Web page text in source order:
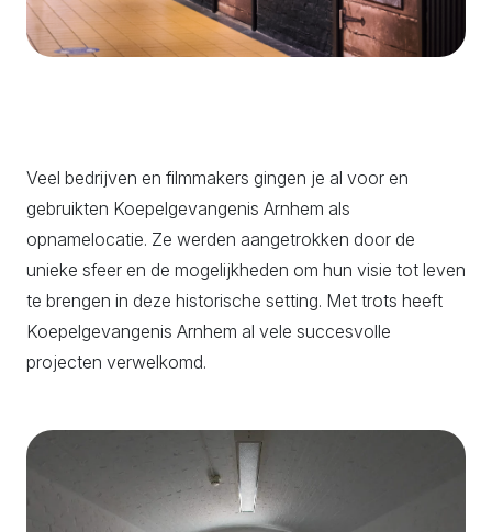
Veel bedrijven en filmmakers gingen je al voor en
gebruikten Koepelgevangenis Arnhem als
opnamelocatie. Ze werden aangetrokken door de
unieke sfeer en de mogelijkheden om hun visie tot leven
te brengen in deze historische setting. Met trots heeft
Koepelgevangenis Arnhem al vele succesvolle
projecten verwelkomd.